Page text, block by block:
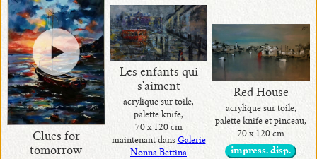
Clues for
tomorrow
Les enfants qui
s'aiment
acrylique sur toile,
palette knife,
70 x 120 cm
maintenant dans Galerie
Nonna Bettina
Red House
acrylique sur toile,
palette knife et pinceau,
70 x 120 cm
impress. disp.